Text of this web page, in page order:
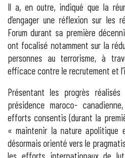
Il a, en outre, indiqué que la
d’engager une réflexion sur les
Forum durant sa première
ont focalisé notamment sur la
personnes au terrorisme, à
efficace contre le recrutement et
Présentant les progrès
présidence maroco-
efforts consentis (durant la
« maintenir la nature apolitique
désormais orienté vers le